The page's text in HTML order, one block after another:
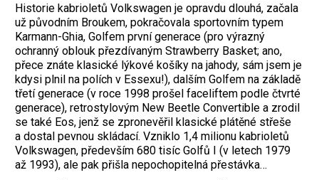
Historie kabrioletů Volkswagen je opravdu dlouhá, začala
už původním Broukem, pokračovala sportovním typem
Karmann-Ghia, Golfem první generace (pro výrazný
ochranný oblouk přezdívaným Strawberry Basket; ano,
přece znáte klasické lýkové košíky na jahody, sám jsem je
kdysi plnil na polích v Essexu!), dalším Golfem na základě
třetí generace (v roce 1998 prošel faceliftem podle čtvrté
generace), retrostylovým New Beetle Convertible a zrodil
se také Eos, jenž se zpronevěřil klasické plátěné střeše
a dostal pevnou skládací. Vzniklo 1,4 milionu kabrioletů
Volkswagen, především 680 tisíc Golfů I (v letech 1979
až 1993), ale pak přišla nepochopitelná přestávka…